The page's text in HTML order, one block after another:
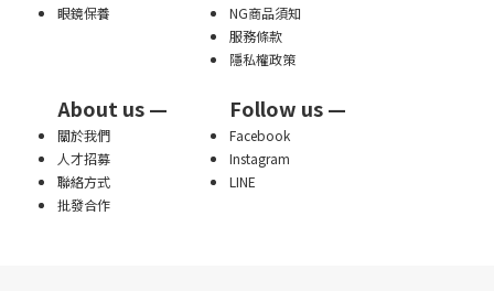
眼鏡保養
NG商品須知
服務條款
隱私權政策
About us — Follow us —
關於我們
Facebook
人才招募
Instagram
聯絡方式
LINE
批發合作